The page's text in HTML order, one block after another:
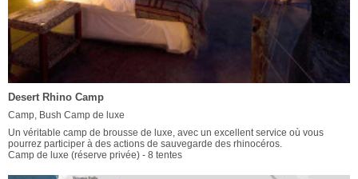
Desert Rhino Camp
Camp, Bush Camp de luxe
Un véritable camp de brousse de luxe, avec un excellent service où vous
pourrez participer à des actions de sauvegarde des rhinocéros.
Camp de luxe (réserve privée) - 8 tentes